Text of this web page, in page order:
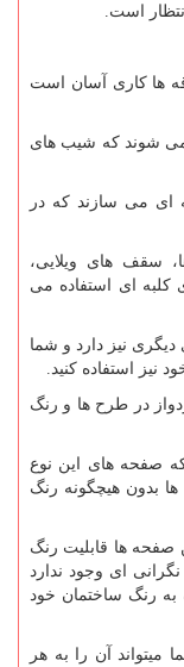
است.
ها کاری آسان است
می شوند که شیب های
ای می سازند که در
سقف های ویلایی،
کلبه ای استفاده می
نیز دارد و شما
نیز استفاده کنید.
در طرح ها و رنگ
که صفحه های این نوع
بدون هیچگونه رنگ
صفحه ها قابلیت رنگ
ای وجود ندارد
به رنگ ساختمان خود
میتواند آن را به هر